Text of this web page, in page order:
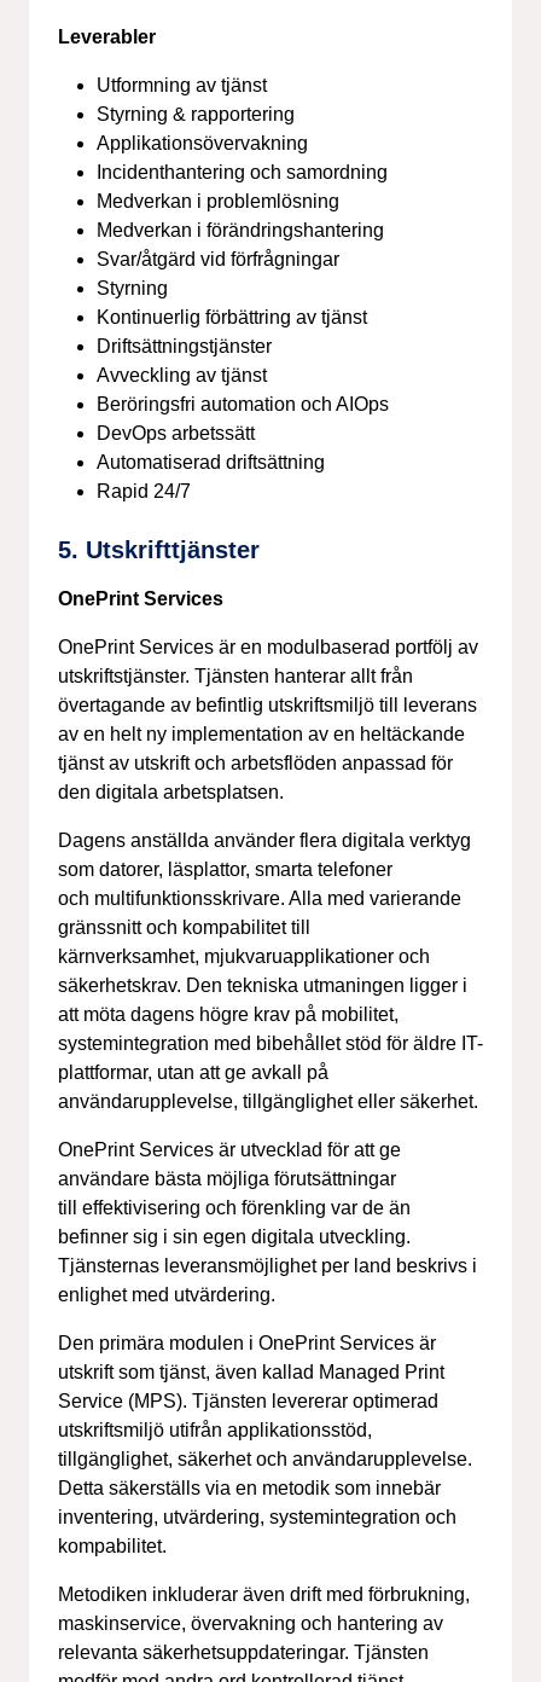
Leverabler
Utformning av tjänst
Styrning & rapportering
Applikationsövervakning
Incidenthantering och samordning
Medverkan i problemlösning
Medverkan i förändringshantering
Svar/åtgärd vid förfrågningar
Styrning
Kontinuerlig förbättring av tjänst
Driftsättningstjänster
Avveckling av tjänst
Beröringsfri automation och AIOps
DevOps arbetssätt
Automatiserad driftsättning
Rapid 24/7
5. Utskrifttjänster
OnePrint Services
OnePrint Services är en modulbaserad portfölj av
utskriftstjänster. Tjänsten hanterar allt från
övertagande av befintlig utskriftsmiljö till leverans
av en helt ny implementation av en heltäckande
tjänst av utskrift och arbetsflöden anpassad för
den digitala arbetsplatsen.
Dagens anställda använder flera digitala verktyg
som datorer, läsplattor, smarta telefoner
och multifunktionsskrivare. Alla med varierande
gränssnitt och kompabilitet till
kärnverksamhet, mjukvaruapplikationer och
säkerhetskrav. Den tekniska utmaningen ligger i
att möta dagens högre krav på mobilitet,
systemintegration med bibehållet stöd för äldre IT-
plattformar, utan att ge avkall på
användarupplevelse, tillgänglighet eller säkerhet.
OnePrint Services är utvecklad för att ge
användare bästa möjliga förutsättningar
till effektivisering och förenkling var de än
befinner sig i sin egen digitala utveckling.
Tjänsternas leveransmöjlighet per land beskrivs i
enlighet med utvärdering.
Den primära modulen i OnePrint Services är
utskrift som tjänst, även kallad Managed Print
Service (MPS). Tjänsten levererar optimerad
utskriftsmiljö utifrån applikationsstöd,
tillgänglighet, säkerhet och användarupplevelse.
Detta säkerställs via en metodik som innebär
inventering, utvärdering, systemintegration och
kompabilitet.
Metodiken inkluderar även drift med förbrukning,
maskinservice, övervakning och hantering av
relevanta säkerhetsuppdateringar. Tjänsten